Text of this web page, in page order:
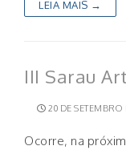
LEIA MAIS →
III Sarau
20 DE SETEMBRO
Ocorre, na